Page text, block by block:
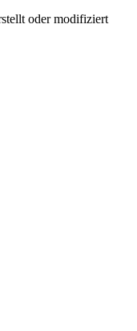
oder modifiziert